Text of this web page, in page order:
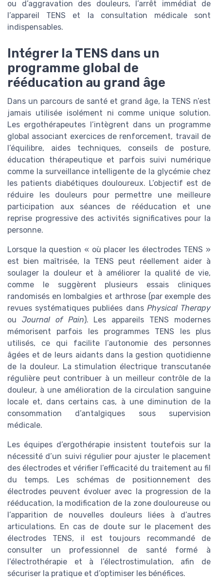
ou d’aggravation des douleurs, l’arrêt immédiat de
l’appareil TENS et la consultation médicale sont
indispensables.
Intégrer la TENS dans un
programme global de
rééducation au grand âge
Dans un parcours de santé et grand âge, la TENS n’est
jamais utilisée isolément ni comme unique solution.
Les ergothérapeutes l’intègrent dans un programme
global associant exercices de renforcement, travail de
l’équilibre, aides techniques, conseils de posture,
éducation thérapeutique et parfois suivi numérique
comme la surveillance intelligente de la glycémie chez
les patients diabétiques douloureux. L’objectif est de
réduire les douleurs pour permettre une meilleure
participation aux séances de rééducation et une
reprise progressive des activités significatives pour la
personne.
Lorsque la question « où placer les électrodes TENS »
est bien maîtrisée, la TENS peut réellement aider à
soulager la douleur et à améliorer la qualité de vie,
comme le suggèrent plusieurs essais cliniques
randomisés en lombalgies et arthrose (par exemple des
revues systématiques publiées dans Physical Therapy
ou Journal of Pain). Les appareils TENS modernes
mémorisent parfois les programmes TENS les plus
utilisés, ce qui facilite l’autonomie des personnes
âgées et de leurs aidants dans la gestion quotidienne
de la douleur. La stimulation électrique transcutanée
régulière peut contribuer à un meilleur contrôle de la
douleur, à une amélioration de la circulation sanguine
locale et, dans certains cas, à une diminution de la
consommation d’antalgiques sous supervision
médicale.
Les équipes d’ergothérapie insistent toutefois sur la
nécessité d’un suivi régulier pour ajuster le placement
des électrodes et vérifier l’efficacité du traitement au fil
du temps. Les schémas de positionnement des
électrodes peuvent évoluer avec la progression de la
rééducation, la modification de la zone douloureuse ou
l’apparition de nouvelles douleurs liées à d’autres
articulations. En cas de doute sur le placement des
électrodes TENS, il est toujours recommandé de
consulter un professionnel de santé formé à
l’électrothérapie et à l’électrostimulation, afin de
sécuriser la pratique et d’optimiser les bénéfices.